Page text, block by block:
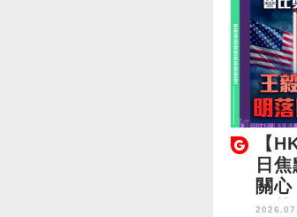
【
日
關
明落